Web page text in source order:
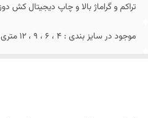
تراکم و گراماژ بالا و چاپ
موجود در سایز بندی : 4 ، 6 ، 9 ، 12 متری